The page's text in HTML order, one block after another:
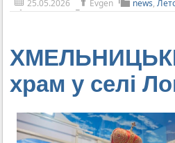
25.05.2026 Evgen news,
храм у селі